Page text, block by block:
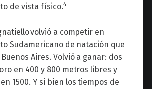
de vista físico.4
volvió a competir en
Sudamericano de natación que
Aires. Volvió a ganar: dos
en 400 y 800 metros libres y
1500. Y si bien los tiempos de